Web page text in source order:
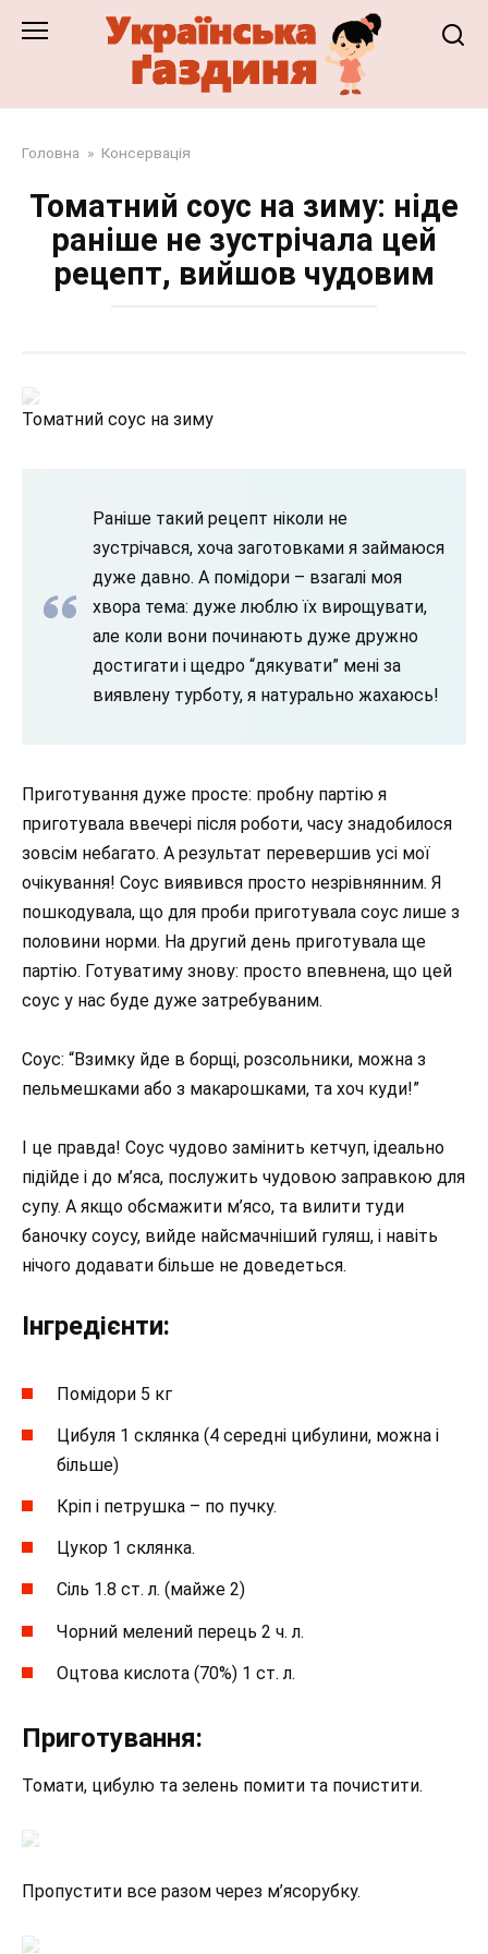
Головна » Консервація
Томатний соус на зиму: ніде
раніше не зустрічала цей
рецепт, вийшов чудовим
Томатний соус на зиму
Раніше такий рецепт ніколи не
зустрічався, хоча заготовками я займаюся
дуже давно. А помідори – взагалі моя
хвора тема: дуже люблю їх вирощувати,
але коли вони починають дуже дружно
достигати і щедро “дякувати” мені за
виявлену турботу, я натурально жахаюсь!
Приготування дуже просте: пробну партію я
приготувала ввечері після роботи, часу знадобилося
зовсім небагато. А результат перевершив усі мої
очікування! Соус виявився просто незрівнянним. Я
пошкодувала, що для проби приготувала соус лише з
половини норми. На другий день приготувала ще
партію. Готуватиму знову: просто впевнена, що цей
соус у нас буде дуже затребуваним.
Соус: “Взимку йде в борщі, розсольники, можна з
пельмешками або з макарошками, та хоч куди!”
І це правда! Соус чудово замінить кетчуп, ідеально
підійде і до м’яса, послужить чудовою заправкою для
супу. А якщо обсмажити м’ясо, та вилити туди
баночку соусу, вийде найсмачніший гуляш, і навіть
нічого додавати більше не доведеться.
Інгредієнти:
Помідори 5 кг
Цибуля 1 склянка (4 середні цибулини, можна і
більше)
Кріп і петрушка – по пучку.
Цукор 1 склянка.
Сіль 1.8 ст. л. (майже 2)
Чорний мелений перець 2 ч. л.
Оцтова кислота (70%) 1 ст. л.
Приготування:
Томати, цибулю та зелень помити та почистити.
Пропустити все разом через м’ясорубку.